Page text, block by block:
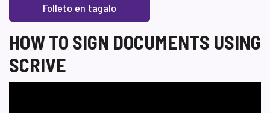
Folleto en tagalo
HOW TO SIGN DOCUMENTS USING
SCRIVE